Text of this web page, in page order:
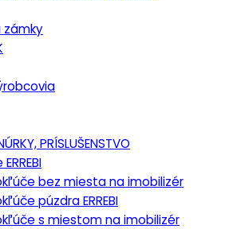
zámky
PRÍSLUŠENSTVO
bez miesta na imobilizér
púzdra ERREBI
s miestom na imobilizér